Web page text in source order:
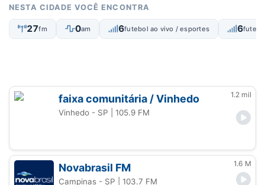
NESTA CIDADE VOCÊ ENCONTRA
27fm 0am 6futebol ao vivo / esportes 6
faixa comunitária / Vinhedo 1.2 mil
Vinhedo - SP | 105.9 FM
Novabrasil FM 1.6 M
Campinas - SP | 103.7 FM